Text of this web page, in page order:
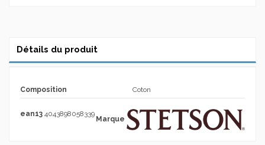
Détails du produit
Composition Coton
Marque
ean13 4043898058339